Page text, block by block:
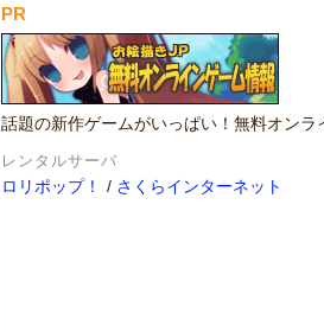
PR
話題の新作ゲームがいっぱい！無料オンラ
レンタルサーバ
ロリポップ！ / さくらインターネット